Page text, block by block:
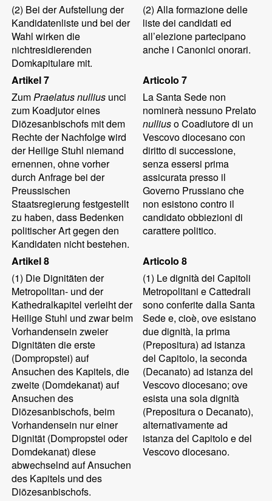
(2) Bei der Aufstellung der
Kandidatenliste und bei der
Wahl wirken die
nichtresidierenden
Domkapitulare mit.
(2) Alla formazione delle
liste dei candidati ed
all’elezione partecipano
anche i Canonici onorari.
Artikel 7
Articolo 7
ZumPraelatus nullius unci
zum Koadjutor eines
Diözesanbischofs mit dem
Rechte der Nachfolge wird
der Heilige Stuhl niemand
ernennen, ohne vorher
durch Anfrage bei der
Preussischen
Staatsregierung festgestellt
zu haben, dass Bedenken
politischer Art gegen den
Kandidaten nicht bestehen.
La Santa Sede non
nominerà nessuno Prelato
nulliuso Coadiutore di un
Vescovo diocesano con
diritto di successione,
senza essersi prima
assicurata presso il
Governo Prussiano che
non esistono contro il
candidato obbiezioni di
carattere politico.
Artikel 8
Articolo 8
(1) Die Dignitäten der
Metropolitan- und der
Kathedralkapitel verleiht der
Heilige Stuhl und zwar beim
Vorhandensein zweier
Dignitäten die erste
(Dompropstei) auf
Ansuchen des Kapitels, die
zweite (Domdekanat) auf
Ansuchen des
Diözesanbischofs, beim
Vorhandensein nur einer
Dignität (Dompropstei oder
Domdekanat) diese
abwechselnd auf Ansuchen
des Kapitels und des
Diözesanbischofs.
(1) Le dignità dei Capitoli
Metropolitani e Cattedrali
sono conferite dalla Santa
Sede e, cioè, ove esistano
due dignità, la prima
(Prepositura) ad istanza
del Capitolo, la seconda
(Decanato) ad istanza del
Vescovo diocesano; ove
esista una sola dignità
(Prepositura o Decanato),
alternativamente ad
istanza del Capitolo e del
Vescovo diocesano.